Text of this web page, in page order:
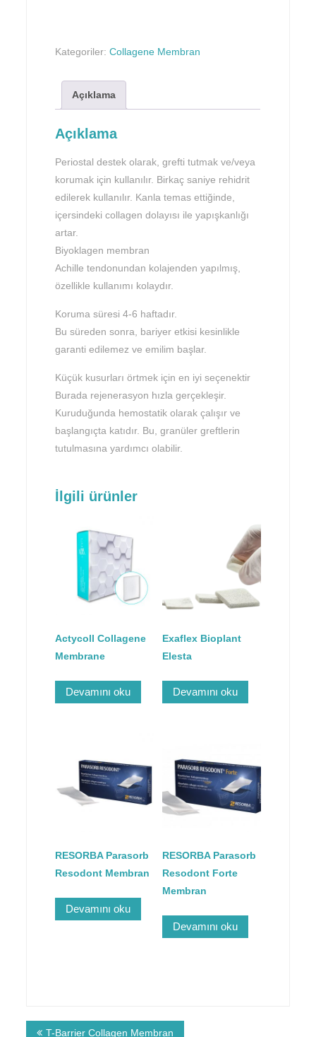
Kategoriler:Collagene Membran
Açıklama
Açıklama
Periostal destek olarak, grefti tutmak ve/veya
korumak için kullanılır. Birkaç saniye rehidrit
edilerek kullanılır. Kanla temas ettiğinde,
içersindeki collagen dolayısı ile yapışkanlığı
artar.
Biyoklagen membran
Achille tendonundan kolajenden yapılmış,
özellikle kullanımı kolaydır.
Koruma süresi 4-6 haftadır.
Bu süreden sonra, bariyer etkisi kesinlikle
garanti edilemez ve emilim başlar.
Küçük kusurları örtmek için en iyi seçenektir
Burada rejenerasyon hızla gerçekleşir.
Kuruduğunda hemostatik olarak çalışır ve
başlangıçta katıdır. Bu, granüler greftlerin
tutulmasına yardımcı olabilir.
İlgili ürünler
Actycoll Collagene
Membrane
Devamını oku
Exaflex Bioplant
Elesta
Devamını oku
RESORBA Parasorb
Resodont Membran
Devamını oku
RESORBA Parasorb
Resodont Forte
Membran
Devamını oku
T-Barrier Collagen Membran